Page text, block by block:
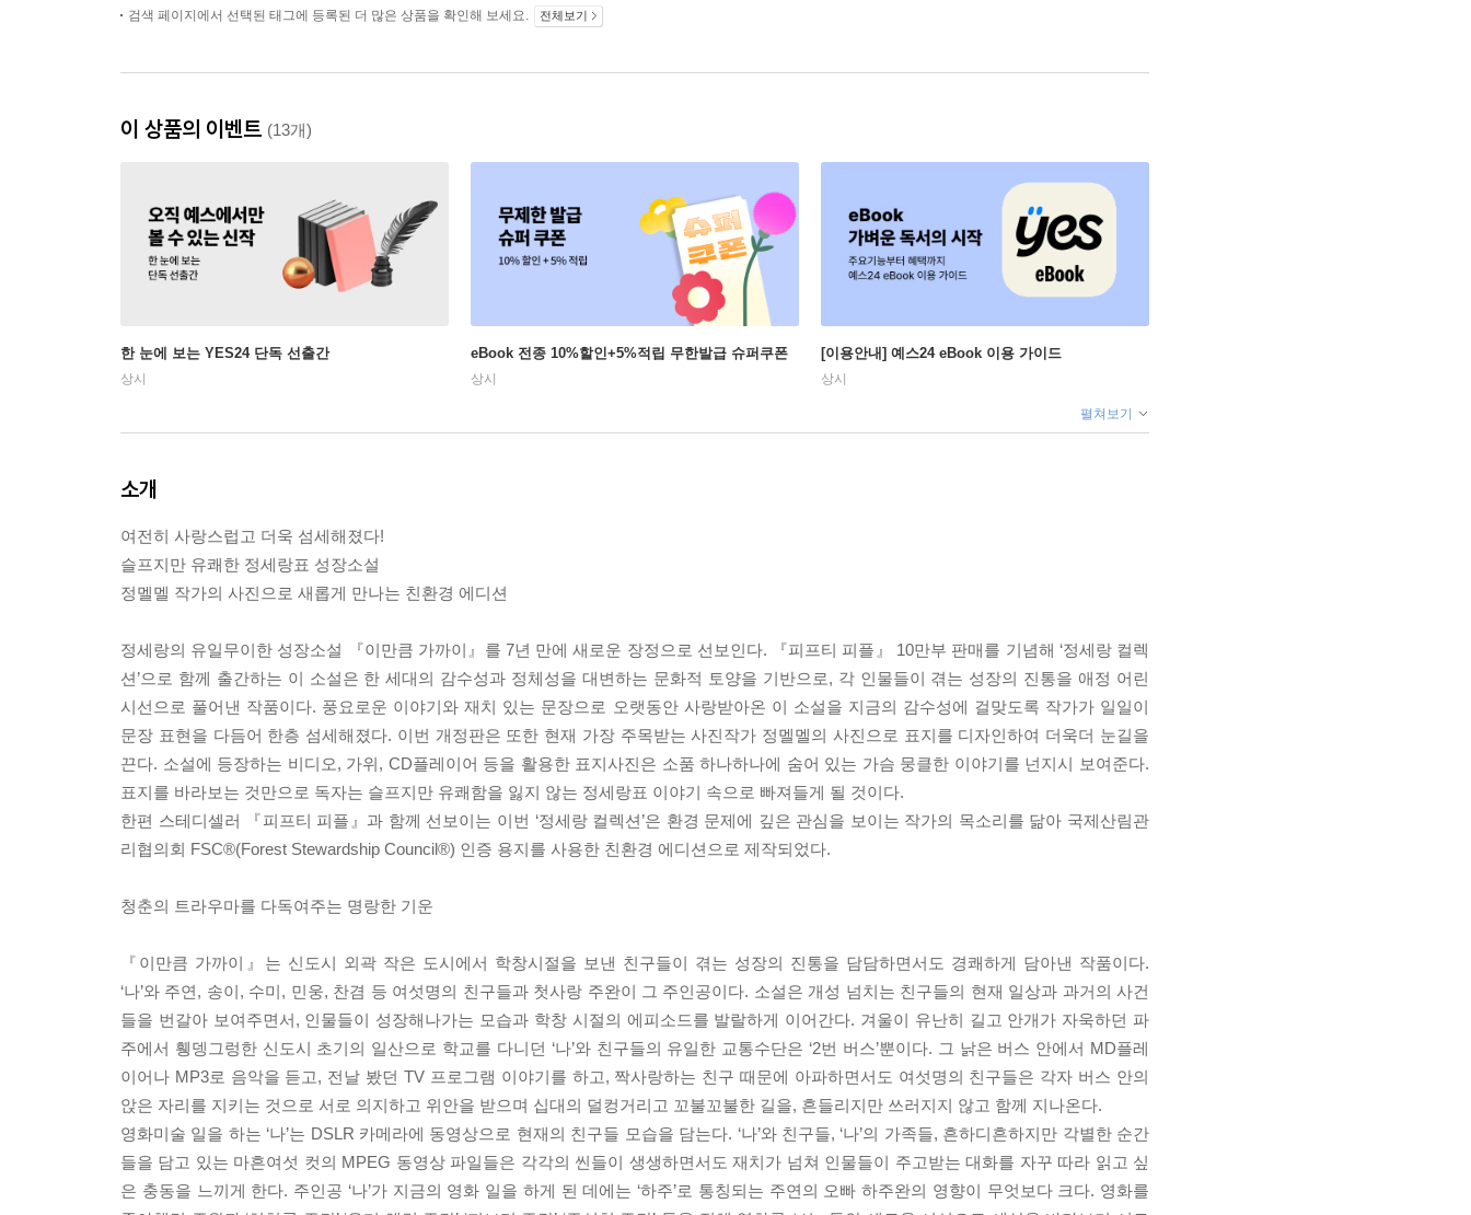
검색 페이지에서 선택된 태그에 등록된 더 많은 상품을 확인해 보세요. 전체보기
이 상품의 이벤트 (13개)
한 눈에 보는 YES24 단독 선출간
상시
eBook 전종 10%할인+5%적립 무한발급 슈퍼쿠폰
상시
[이용안내] 예스24 eBook 이용 가이드
상시
펼쳐보기
소개
여전히 사랑스럽고 더욱 섬세해졌다!
슬프지만 유쾌한 정세랑표 성장소설
정멜멜 작가의 사진으로 새롭게 만나는 친환경 에디션
정세랑의 유일무이한 성장소설 『이만큼 가까이』를 7년 만에 새로운 장정으로 선보인다. 『피프티 피플』 10만부 판매를 기념해 ‘정세랑 컬렉
션’으로 함께 출간하는 이 소설은 한 세대의 감수성과 정체성을 대변하는 문화적 토양을 기반으로, 각 인물들이 겪는 성장의 진통을 애정 어린
시선으로 풀어낸 작품이다. 풍요로운 이야기와 재치 있는 문장으로 오랫동안 사랑받아온 이 소설을 지금의 감수성에 걸맞도록 작가가 일일이
문장 표현을 다듬어 한층 섬세해졌다. 이번 개정판은 또한 현재 가장 주목받는 사진작가 정멜멜의 사진으로 표지를 디자인하여 더욱더 눈길을
끈다. 소설에 등장하는 비디오, 가위, CD플레이어 등을 활용한 표지사진은 소품 하나하나에 숨어 있는 가슴 뭉클한 이야기를 넌지시 보여준다.
표지를 바라보는 것만으로 독자는 슬프지만 유쾌함을 잃지 않는 정세랑표 이야기 속으로 빠져들게 될 것이다.
한편 스테디셀러 『피프티 피플』과 함께 선보이는 이번 ‘정세랑 컬렉션’은 환경 문제에 깊은 관심을 보이는 작가의 목소리를 닮아 국제산림관
리협의회 FSC®(Forest Stewardship Council®) 인증 용지를 사용한 친환경 에디션으로 제작되었다.
청춘의 트라우마를 다독여주는 명랑한 기운
『이만큼 가까이』는 신도시 외곽 작은 도시에서 학창시절을 보낸 친구들이 겪는 성장의 진통을 담담하면서도 경쾌하게 담아낸 작품이다.
‘나’와 주연, 송이, 수미, 민웅, 찬겸 등 여섯명의 친구들과 첫사랑 주완이 그 주인공이다. 소설은 개성 넘치는 친구들의 현재 일상과 과거의 사건
들을 번갈아 보여주면서, 인물들이 성장해나가는 모습과 학창 시절의 에피소드를 발랄하게 이어간다. 겨울이 유난히 길고 안개가 자욱하던 파
주에서 휑뎅그렁한 신도시 초기의 일산으로 학교를 다니던 ‘나’와 친구들의 유일한 교통수단은 ‘2번 버스’뿐이다. 그 낡은 버스 안에서 MD플레
이어나 MP3로 음악을 듣고, 전날 봤던 TV 프로그램 이야기를 하고, 짝사랑하는 친구 때문에 아파하면서도 여섯명의 친구들은 각자 버스 안의
앉은 자리를 지키는 것으로 서로 의지하고 위안을 받으며 십대의 덜컹거리고 꼬불꼬불한 길을, 흔들리지만 쓰러지지 않고 함께 지나온다.
영화미술 일을 하는 ‘나’는 DSLR 카메라에 동영상으로 현재의 친구들 모습을 담는다. ‘나’와 친구들, ‘나’의 가족들, 흔하디흔하지만 각별한 순간
들을 담고 있는 마흔여섯 컷의 MPEG 동영상 파일들은 각각의 씬들이 생생하면서도 재치가 넘쳐 인물들이 주고받는 대화를 자꾸 따라 읽고 싶
은 충동을 느끼게 한다. 주인공 ‘나’가 지금의 영화 일을 하게 된 데에는 ‘하주’로 통칭되는 주연의 오빠 하주완의 영향이 무엇보다 크다. 영화를